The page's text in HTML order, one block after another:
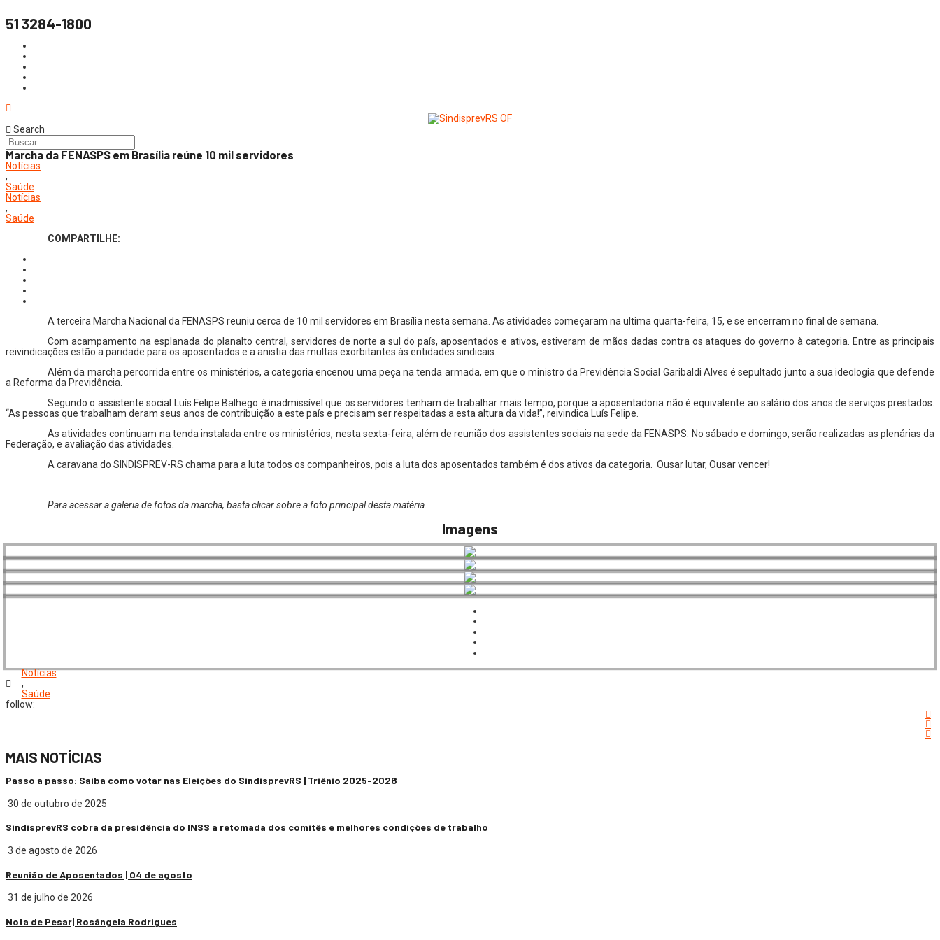
51 3284-1800
Search
Marcha da FENASPS em Brasília reúne 10 mil servidores
Notícias
,
Saúde
Notícias
,
Saúde
COMPARTILHE:
A terceira Marcha Nacional da FENASPS reuniu cerca de 10 mil servidores em Brasília nesta semana. As atividades começaram na ultima quarta-feira, 15, e se encerram no final de semana.
Com acampamento na esplanada do planalto central, servidores de norte a sul do país, aposentados e ativos, estiveram de mãos dadas contra os ataques do governo à categoria. Entre as principais
reivindicações estão a paridade para os aposentados e a anistia das multas exorbitantes às entidades sindicais.
Além da marcha percorrida entre os ministérios, a categoria encenou uma peça na tenda armada, em que o ministro da Previdência Social Garibaldi Alves é sepultado junto a sua ideologia que defende
a Reforma da Previdência.
Segundo o assistente social Luís Felipe Balhego é inadmissível que os servidores tenham de trabalhar mais tempo, porque a aposentadoria não é equivalente ao salário dos anos de serviços prestados.
“As pessoas que trabalham deram seus anos de contribuição a este país e precisam ser respeitadas a esta altura da vida!”, reivindica Luís Felipe.
As atividades continuam na tenda instalada entre os ministérios, nesta sexta-feira, além de reunião dos assistentes sociais na sede da FENASPS. No sábado e domingo, serão realizadas as plenárias da
Federação, e avaliação das atividades.
A caravana do SINDISPREV-RS chama para a luta todos os companheiros, pois a luta dos aposentados também é dos ativos da categoria. Ousar lutar, Ousar vencer!
Para acessar a galeria de fotos da marcha, basta clicar sobre a foto principal desta matéria.
Imagens
Notícias
,
Saúde
follow:
MAIS NOTÍCIAS
Passo a passo: Saiba como votar nas Eleições do SindisprevRS | Triênio 2025-2028
30 de outubro de 2025
SindisprevRS cobra da presidência do INSS a retomada dos comitês e melhores condições de trabalho
3 de agosto de 2026
Reunião de Aposentados | 04 de agosto
31 de julho de 2026
Nota de Pesar| Rosângela Rodrigues